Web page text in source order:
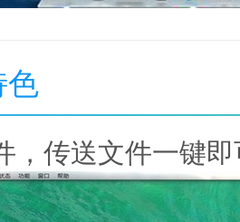
色
传送文件一键即